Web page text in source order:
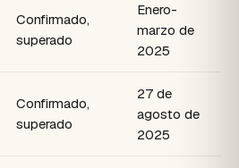
Confirmado,
superado
Enero-
marzo de
2025
Confirmado,
superado
27 de
agosto de
2025